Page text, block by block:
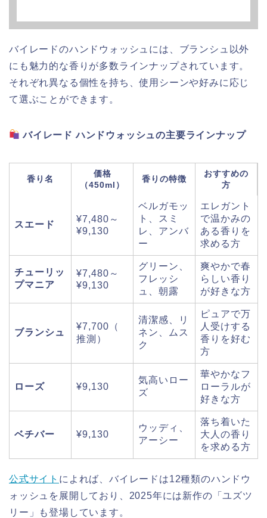
バイレードのハンドウォッシュには、ブランシュ以外
にも魅力的な香りが多数ラインナップされています。
それぞれ異なる個性を持ち、使用シーンや好みに応じ
て選ぶことができます。
バイレード ハンドウォッシュの主要ラインナップ
香り名
価格
（450ml）
香りの特徴
おすすめの
方
スエード
¥7,480～
¥9,130
ベルガモッ
ト、スミ
レ、アンバ
ー
エレガント
で温かみの
ある香りを
求める方
チューリッ
プマニア
¥7,480～
¥9,130
グリーン、
フレッシ
ュ、朝露
爽やかで春
らしい香り
が好きな方
ブランシュ
¥7,700（
推測）
清潔感、リ
ネン、ムス
ク
ピュアで万
人受けする
香りを好む
方
ローズ ¥9,130
気高いロー
ズ
華やかなフ
ローラルが
好きな方
ベチバー ¥9,130
ウッディ、
アーシー
落ち着いた
大人の香り
を求める方
公式サイト によれば、バイレードは12種類のハンドウ
ォッシュを展開しており、2025年には新作の「ユズツ
リー」も登場しています。